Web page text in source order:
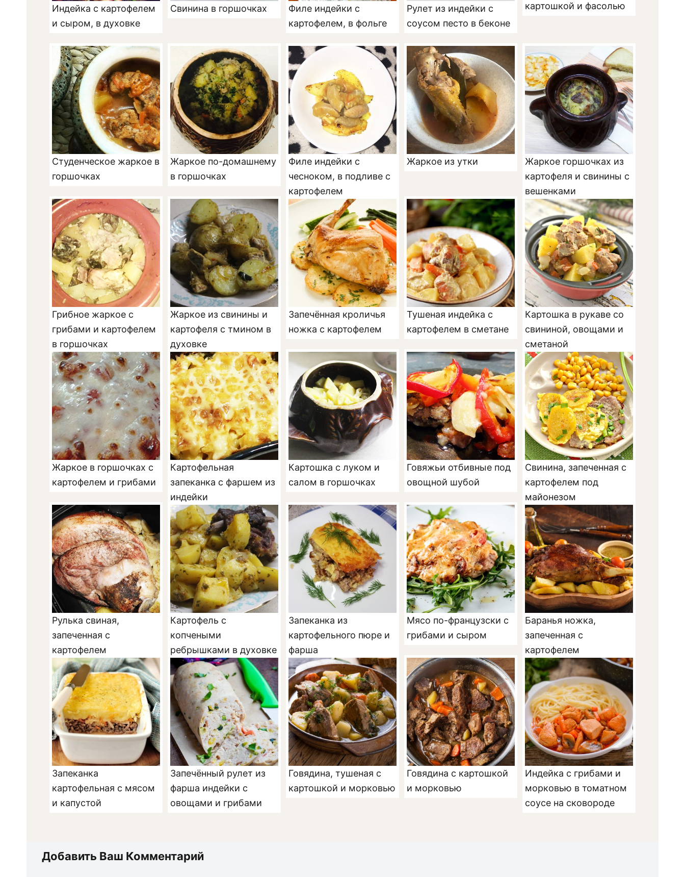
Индейка с картофелем
и сыром, в духовке
Свинина в горшочках
Филе индейки с
картофелем, в фольге
Рулет из индейки с
соусом песто в беконе
картошкой и фасолью
Студенческое жаркое в
горшочках
Жаркое по-домашнему
в горшочках
Филе индейки с
чесноком, в подливе с
картофелем
Жаркое из утки
Жаркое горшочках из
картофеля и свинины с
вешенками
Грибное жаркое с
грибами и картофелем
в горшочках
Жаркое из свинины и
картофеля с тмином в
духовке
Запечённая кроличья
ножка с картофелем
Тушеная индейка с
картофелем в сметане
Картошка в рукаве со
свининой, овощами и
сметаной
Жаркое в горшочках с
картофелем и грибами
Картофельная
запеканка с фаршем из
индейки
Картошка с луком и
салом в горшочках
Говяжьи отбивные под
овощной шубой
Свинина, запеченная с
картофелем под
майонезом
Рулька свиная,
запеченная с
картофелем
Картофель с
копчеными
ребрышками в духовке
Запеканка из
картофельного пюре и
фарша
Мясо по-французски с
грибами и сыром
Баранья ножка,
запеченная с
картофелем
Запеканка
картофельная с мясом
и капустой
Запечённый рулет из
фарша индейки с
овощами и грибами
Говядина, тушеная с
картошкой и морковью
Говядина с картошкой
и морковью
Индейка с грибами и
морковью в томатном
соусе на сковороде
Добавить Ваш Комментарий